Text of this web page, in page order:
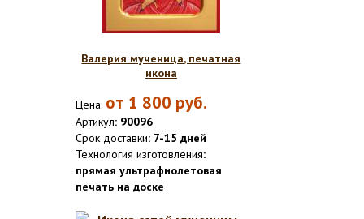
Валерия мученица, печатная
икона
Цена: от 1 800 руб.
Артикул: 90096
Срок доставки: 7-15 дней
Технология изготовления:
прямая ультрафиолетовая
печать на доске